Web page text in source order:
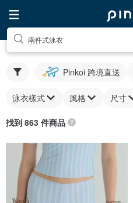
兩件式泳衣
Pinkoi 跨境直送
泳衣樣式 風格 尺寸
找到 863 件商品